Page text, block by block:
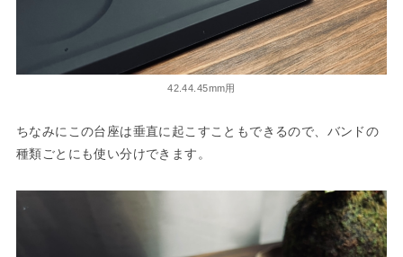
42.44.45mm用
ちなみにこの台座は垂直に起こすこともできるので、バンドの
種類ごとにも使い分けできます。